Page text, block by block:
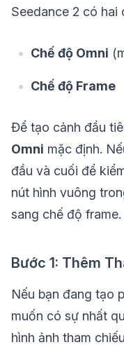
Seedance 2 có hai
Chế độ Omni
Chế độ Frame
Để tạo cảnh đầu
Omni mặc định.
đầu và cuối để
nút hình vuông
sang chế độ frame.
Bước 1: Thêm
Nếu bạn đang tạo
muốn có sự nhất
hình ảnh tham